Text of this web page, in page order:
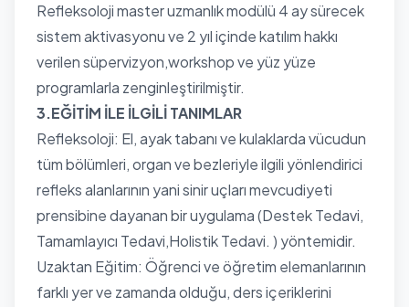
Refleksoloji master uzmanlık modülü 4 ay sürecek
sistem aktivasyonu ve 2 yıl içinde katılım hakkı
verilen süpervizyon,workshop ve yüz yüze
programlarla zenginleştirilmiştir.
3.EĞİTİM İLE İLGİLİ TANIMLAR
Refleksoloji: El, ayak tabanı ve kulaklarda vücudun
tüm bölümleri, organ ve bezleriyle ilgili yönlendirici
refleks alanlarının yani sinir uçları mevcudiyeti
prensibine dayanan bir uygulama (Destek Tedavi,
Tamamlayıcı Tedavi,Holistik Tedavi. ) yöntemidir.
Uzaktan Eğitim: Öğrenci ve öğretim elemanlarının
farklı yer ve zamanda olduğu, ders içeriklerini